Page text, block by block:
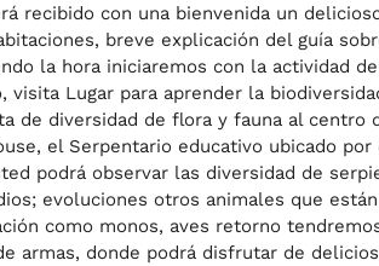
recibido con una bienvenida un
breve explicación del guía
la hora iniciaremos con la actividad
visita Lugar para aprender la
de diversidad de flora y fauna al centro
el Serpentario educativo ubicado
podrá observar las diversidad de
evoluciones otros animales que
como monos, aves retorno
armas, donde podrá disfrutar de